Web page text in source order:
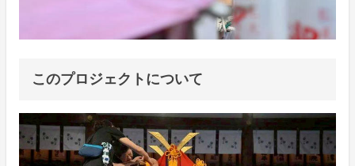
このプロジェクトについて